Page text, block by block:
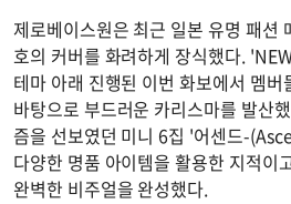
제로베이스원은 최근 일본 유명 패션
호의 커버를 화려하게 장식했다.
테마 아래 진행된 이번 화보에서 멤
바탕으로 부드러운 카리스마를 발산
즘을 선보였던 미니 6집 '어센드-
다양한 명품 아이템을 활용한 지적이
완벽한 비주얼을 완성했다.